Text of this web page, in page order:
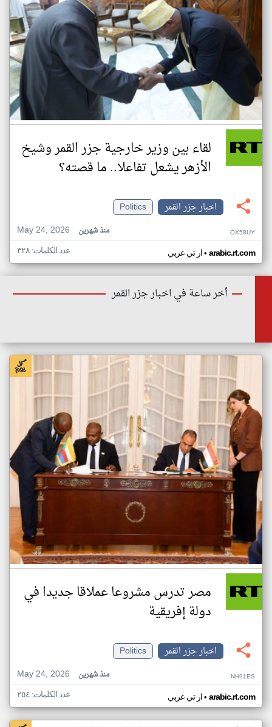
لقاء بين وزير خارجية جزر القمر وشيخ
الأزهر يشعل تفاعلا.. ما قصته؟
اخبار جزر القمر
Politics
May 24, 2026
منذ شهرين OX58UY
ار تي عربي• arabic.rt.com عدد الكلمات: ٣٢٨
أخر ساعة في اخبار جزر القمر
مصر تدرس مشروعا عملاقا جديدا في
دولة إفريقية
اخبار جزر القمر
Politics
May 24, 2026
منذ شهرين NH91ES
ار تي عربي• arabic.rt.com عدد الكلمات: ٢٥٤